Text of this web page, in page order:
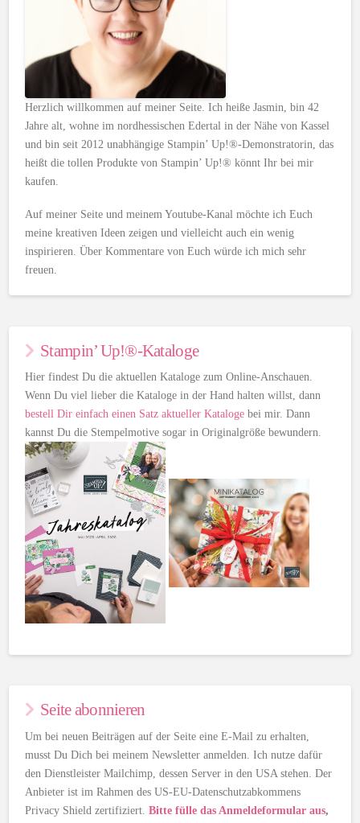
Herzlich willkommen auf meiner Seite. Ich heiße Jasmin, bin 42
Jahre alt, wohne im nordhessischen Edertal in der Nähe von Kassel
und bin seit 2012 unabhängige Stampin’ Up!®-Demonstratorin, das
heißt die tollen Produkte von Stampin’ Up!® könnt Ihr bei mir
kaufen.
Auf meiner Seite und meinem Youtube-Kanal möchte ich Euch
meine kreativen Ideen zeigen und vielleicht auch ein wenig
inspirieren. Über Kommentare von Euch würde ich mich sehr
freuen.
Stampin’ Up!®-Kataloge
Hier findest Du die aktuellen Kataloge zum Online-Anschauen.
Wenn Du viel lieber die Kataloge in der Hand halten willst, dann
bestell Dir einfach einen Satz aktueller Kataloge bei mir. Dann
kannst Du die Stempelmotive sogar in Originalgröße bewundern.
Seite abonnieren
Um bei neuen Beiträgen auf der Seite eine E-Mail zu erhalten,
musst Du Dich bei meinem Newsletter anmelden. Ich nutze dafür
den Dienstleister Mailchimp, dessen Server in den USA stehen. Der
Anbieter ist im Rahmen des US-EU-Datenschutzabkommens
Privacy Shield zertifiziert.Bitte fülle das Anmeldeformular aus,